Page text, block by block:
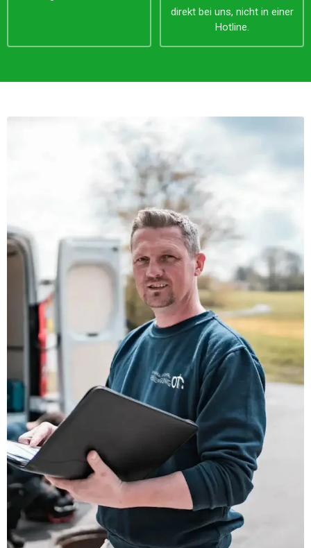
direkt bei uns, nicht in einer
Hotline.